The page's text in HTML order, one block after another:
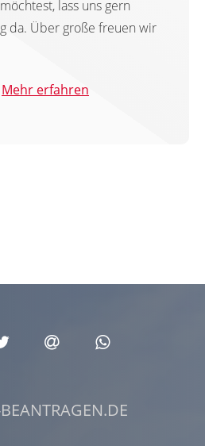
lass uns gern
da. Über große freuen wir
Mehr erfahren